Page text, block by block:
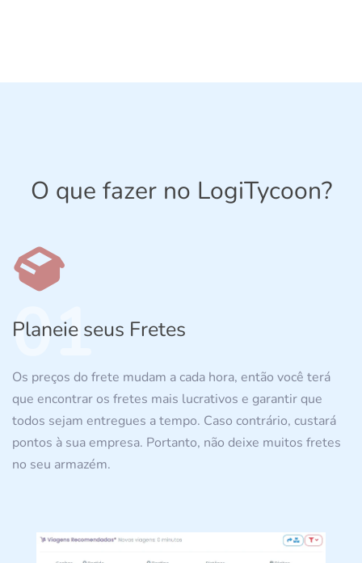
O que fazer no LogiTycoon?
01
Planeie seus Fretes
Os preços do frete mudam a cada hora, então você terá
que encontrar os fretes mais lucrativos e garantir que
todos sejam entregues a tempo. Caso contrário, custará
pontos à sua empresa. Portanto, não deixe muitos fretes
no seu armazém.